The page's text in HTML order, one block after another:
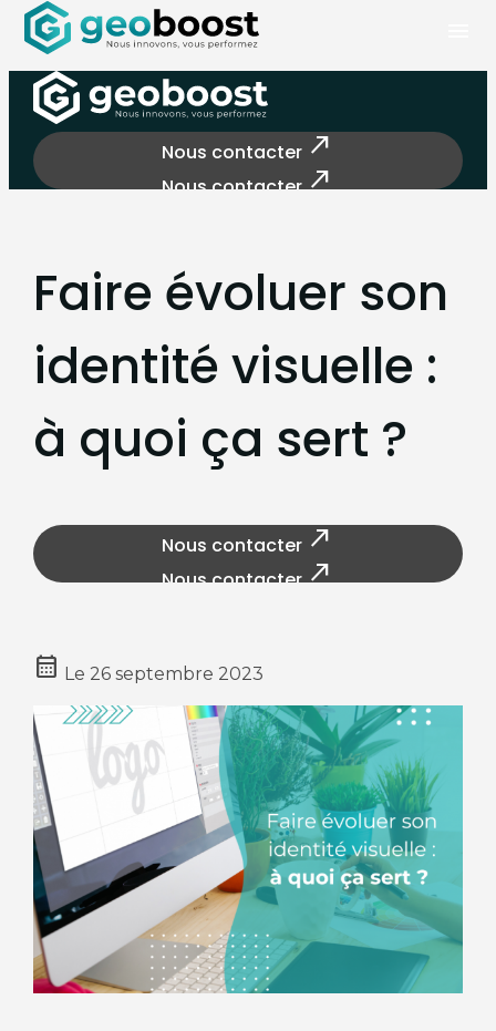
Nous contacter north_east
Nous contacternorth_east
Faire évoluer son
identité visuelle :
à quoi ça sert ?
Nous contacter north_east
Nous contacternorth_east
calendar_month Le 26 septembre 2023
Panneau de gestion des cookies